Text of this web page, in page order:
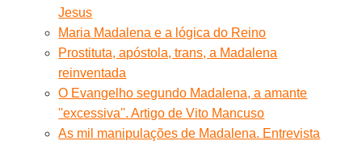
Jesus
Maria Madalena e a lógica do Reino
Prostituta, apóstola, trans, a Madalena
reinventada
O Evangelho segundo Madalena, a amante
''excessiva''. Artigo de Vito Mancuso
As mil manipulações de Madalena. Entrevista